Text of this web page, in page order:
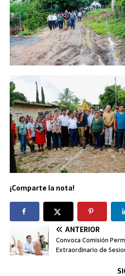
¡Comparte la nota!
ANTERIOR
Convoca Comisión
Extraordinario de